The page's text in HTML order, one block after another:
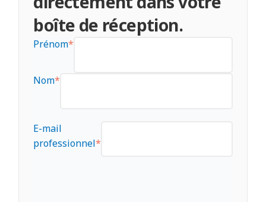
boîte de réception.
Prénom*
Nom*
E-mail
professionnel*